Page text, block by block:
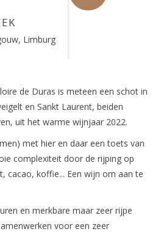
Limburg
de Duras is meteen een schot in
en Sankt Laurent, beiden
uit het warme wijnjaar 2022.
met hier en daar een toets van
complexiteit door de rijping op
cacao, koffie... Een wijn om aan te
en merkbare maar zeer rijpe
voor een zeer